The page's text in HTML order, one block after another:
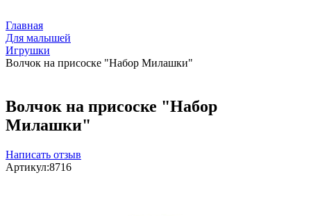
Главная
Для малышей
Игрушки
Волчок на присоске "Набор Милашки"
Волчок на присоске "Набор
Милашки"
Написать отзыв
Артикул:8716